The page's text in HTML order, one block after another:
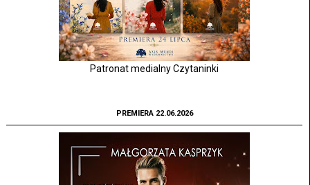
Patronat medialny Czytaninki
PREMIERA 22.06.2026